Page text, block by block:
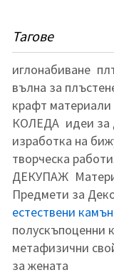
Тагове
иглонабиване
вълна за
крафт материали
КОЛЕДА идеи за
изработка на
творческа
ДЕКУПАЖ
Предмети за
естествени
полускъпоценни
метафизични
за жената